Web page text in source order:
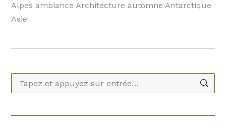
Alpes ambiance Architecture automne Antarctique
Asie
Recherche
: